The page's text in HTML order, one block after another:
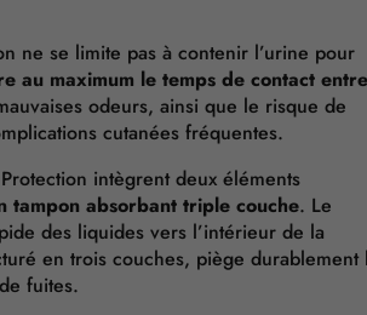
ne se limite pas à contenir l’urine pour
au maximum le temps de contact entre
odeurs, ainsi que le risque de
cutanées fréquentes.
intègrent deux éléments
tampon absorbant triple couche. Le
des liquides vers l’intérieur de la
en trois couches, piège durablement
fuites.